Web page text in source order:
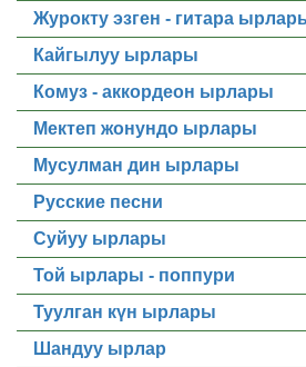
Журокту эзген - гитара
Кайгылуу ырлары
Комуз - аккордеон ырлары
Мектеп жонундо ырлары
Мусулман дин ырлары
Русские песни
Суйуу ырлары
Той ырлары - поппури
Туулган күн ырлары
Шандуу ырлар